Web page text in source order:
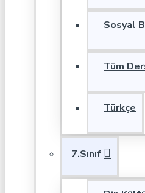
Sosyal
Tüm
Türkçe
7.Sınıf